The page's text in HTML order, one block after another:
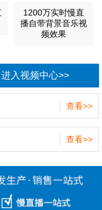
1200万实时慢直
播自带背景音乐视
频效果
进入视频中心>>
查看>>
查看>>